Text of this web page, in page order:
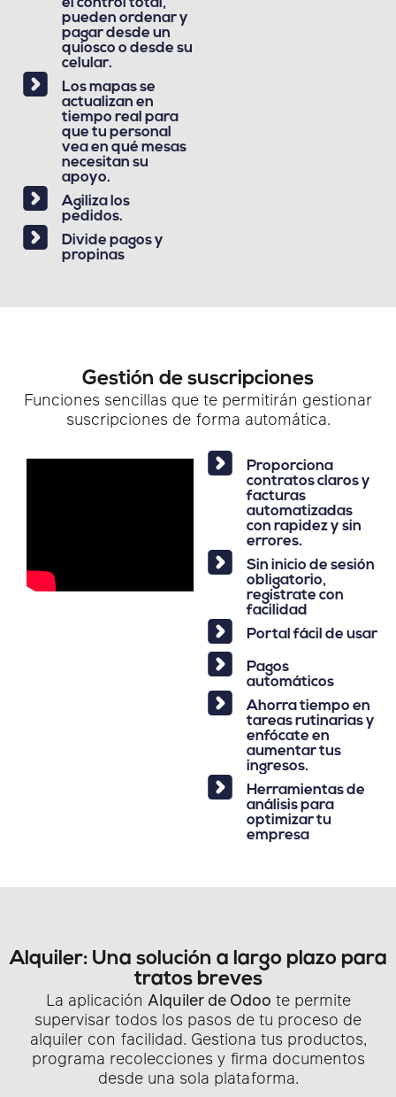
pueden ordenar y
pagar desde un
quiosco o desde su
celular.
Los mapas se
actualizan en
tiempo real para
que tu personal
vea en qué mesas
necesitan su
apoyo.
Agiliza los
pedidos.
Divide pagos y
propinas
Gestión de suscripciones
Funciones sencillas que te permitirán gestionar
suscripciones de forma automática.
Proporciona
contratos claros y
facturas
automatizadas
con rapidez y sin
errores.
Sin inicio de sesión
obligatorio,
regístrate con
facilidad
Portal fácil de usar
Pagos
automáticos
Ahorra tiempo en
tareas rutinarias y
enfócate en
aumentar tus
ingresos.
Herramientas de
análisis para
optimizar tu
empresa
Alquiler: Una solución a largo plazo para
tratos breves
La aplicación Alquiler de Odoo te permite
supervisar todos los pasos de tu proceso de
alquiler con facilidad. Gestiona tus productos,
programa recolecciones y firma documentos
desde una sola plataforma.